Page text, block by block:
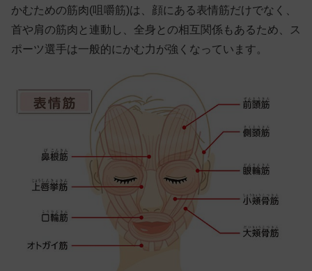
かむための筋肉(咀嚼筋)は、顔にある表情筋だけでなく、
首や肩の筋肉と連動し、全身との相互関係もあるため、ス
ポーツ選手は一般的にかむ力が強くなっています。